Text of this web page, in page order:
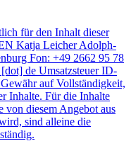
für den Inhalt dieser
Katja Leicher Adolph-
Fon: +49 2662 95 78
de Umsatzsteuer ID-
auf Vollständigkeit,
Inhalte. Für die Inhalte
von diesem Angebot aus
sind alleine die